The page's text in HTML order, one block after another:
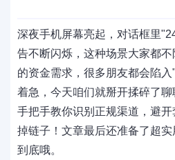
深夜手机屏幕亮起，对话框里
告不断闪烁，这种场景大家都
的资金需求，很多朋友都会陷
着急，今天咱们就掰开揉碎了聊
手把手教你识别正规渠道，避
掉链子！文章最后还准备了超
到底哦。